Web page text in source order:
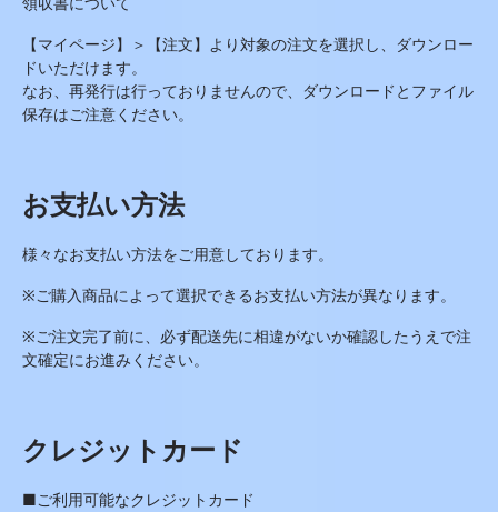
領収書について
【マイページ】＞【注文】より対象の注文を選択し、ダウンロー
ドいただけます。
なお、 再発行は行っておりませんので、ダウンロードとファイル
保存はご注意ください。
お支払い方法
様々なお支払い方法をご用意しております。
※ご購入商品によって選択できるお支払い方法が異なります。
※ご注文完了前に、必ず配送先に相違がないか確認したうえで注
文確定にお進みください。
クレジットカード
■ご利用可能なクレジットカード